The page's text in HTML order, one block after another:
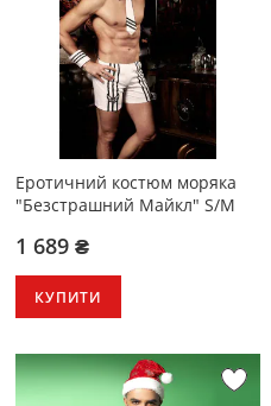
Еротичний костюм моряка
"Безстрашний Майкл" S/M
1 689 ₴
КУПИТИ